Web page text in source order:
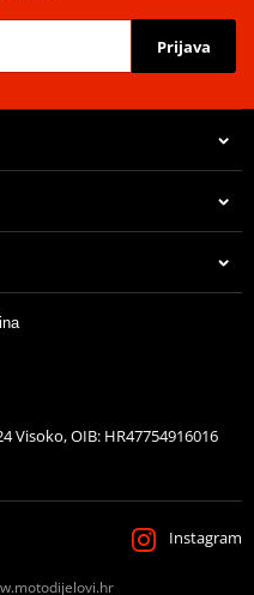
Prijava
Visoko, OIB: HR47754916016
Instagram